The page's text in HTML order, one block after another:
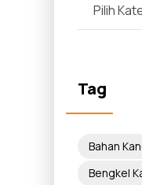
Pilih
Tag
Bahan
Bengkel